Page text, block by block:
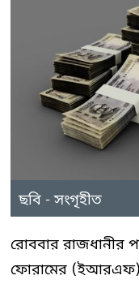
ছবি - সংগৃহীত
রোববার রাজধানীর
ফোরামের (ইআরএফ)